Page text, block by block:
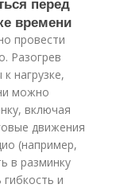
времени
провести
Разогрев
нагрузке,
можно
включая
движения
(например,
в разминку
и